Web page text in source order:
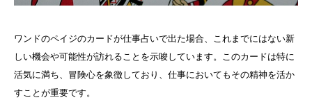
ワンドのペイジのカードが仕事占いで出た場合、これまでにはない新
しい機会や可能性が訪れることを示唆しています。このカードは特に
活気に満ち、冒険心を象徴しており、仕事においてもその精神を活か
すことが重要です。